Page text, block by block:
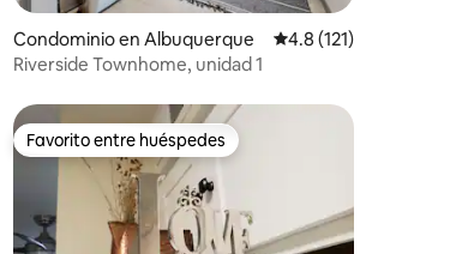
4.88 de 5; 208 evaluaciones
Condominio en Albuquerque Calificación
4.8 (121)
Riverside Townhome, unidad 1
Favorito entre huéspedes
Favorito entre huéspedes